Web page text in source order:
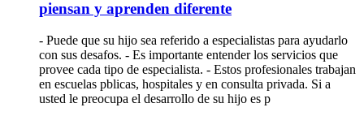
piensan y aprenden diferente
- Puede que su hijo sea referido a especialistas para ayudarlo
con sus desafos. - Es importante entender los servicios que
provee cada tipo de especialista. - Estos profesionales trabajan
en escuelas pblicas, hospitales y en consulta privada. Si a
usted le preocupa el desarrollo de su hijo es p